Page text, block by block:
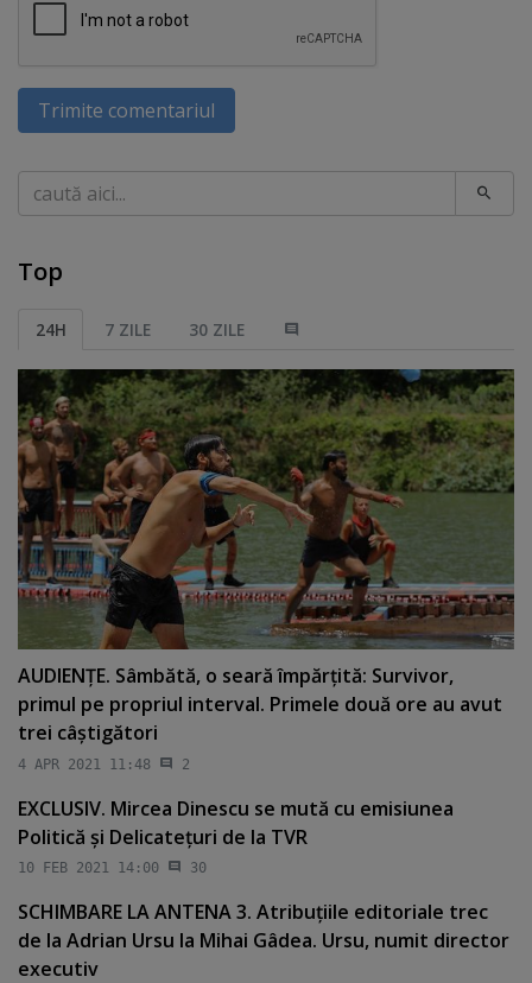
Trimite comentariul
Caută
Top
24H 7 ZILE 30 ZILE
AUDIENŢE. Sâmbătă, o seară împărţită: Survivor,
primul pe propriul interval. Primele două ore au avut
trei câştigători
4 APR 2021 11:48 2
EXCLUSIV. Mircea Dinescu se mută cu emisiunea
Politică şi Delicateţuri de la TVR
10 FEB 2021 14:00 30
SCHIMBARE LA ANTENA 3. Atribuţiile editoriale trec
de la Adrian Ursu la Mihai Gâdea. Ursu, numit director
executiv